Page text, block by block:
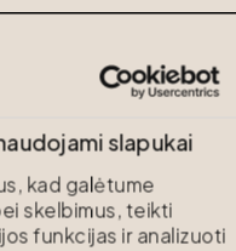
slapukai
kad galėtume
skelbimus, teikti
funkcijas ir analizuoti
Vedybų sutartis:
elgesys gali lemti
Asmeninė
kada ji gali tapti